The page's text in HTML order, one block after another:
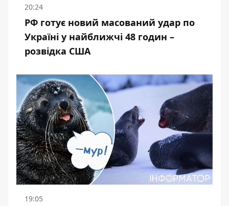
20:24
РФ готує новий масований удар по
Україні у найближчі 48 годин –
розвідка США
19:05